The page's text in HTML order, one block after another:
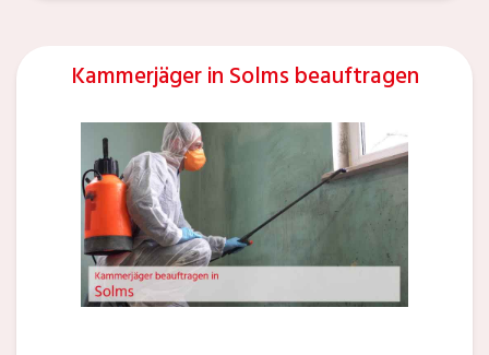
Kammerjäger in Solms beauftragen